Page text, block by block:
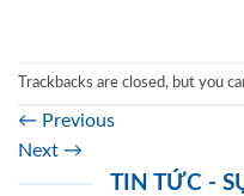
Trackbacks are closed, but you
← Previous
Next →
TIN TỨC -